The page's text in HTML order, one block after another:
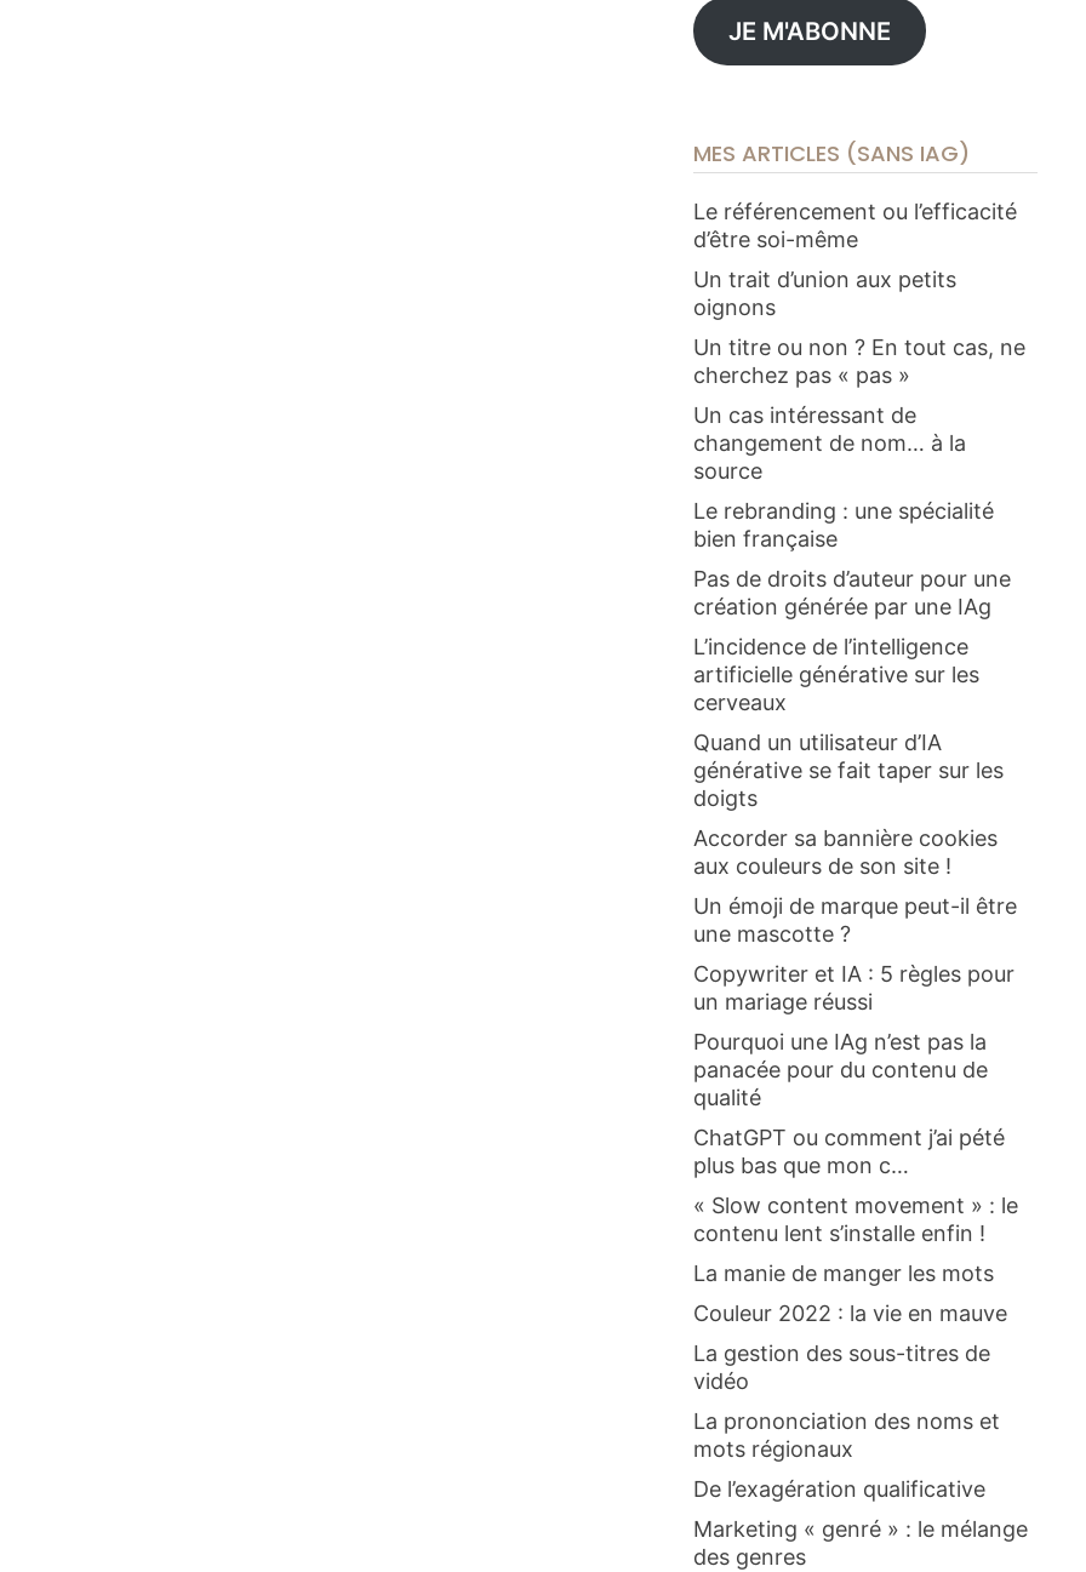
JE M'ABONNE
MES ARTICLES (SANS IAG)
Le référencement ou l’efficacité
d’être soi-même
Un trait d’union aux petits
oignons
Un titre ou non ? En tout cas, ne
cherchez pas « pas »
Un cas intéressant de
changement de nom… à la
source
Le rebranding : une spécialité
bien française
Pas de droits d’auteur pour une
création générée par une IAg
L’incidence de l’intelligence
artificielle générative sur les
cerveaux
Quand un utilisateur d’IA
générative se fait taper sur les
doigts
Accorder sa bannière cookies
aux couleurs de son site !
Un émoji de marque peut-il être
une mascotte ?
Copywriter et IA : 5 règles pour
un mariage réussi
Pourquoi une IAg n’est pas la
panacée pour du contenu de
qualité
ChatGPT ou comment j’ai pété
plus bas que mon c…
« Slow content movement » : le
contenu lent s’installe enfin !
La manie de manger les mots
Couleur 2022 : la vie en mauve
La gestion des sous-titres de
vidéo
La prononciation des noms et
mots régionaux
De l’exagération qualificative
Marketing « genré » : le mélange
des genres